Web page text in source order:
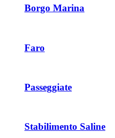
Borgo Marina
Faro
Passeggiate
Stabilimento Saline